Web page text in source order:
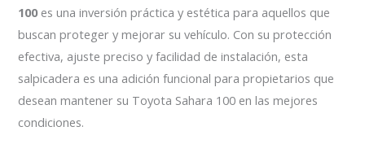
100es una inversión práctica y estética para aquellos que
buscan proteger y mejorar su vehículo. Con su protección
efectiva, ajuste preciso y facilidad de instalación, esta
salpicadera es una adición funcional para propietarios que
desean mantener su Toyota Sahara 100 en las mejores
condiciones.